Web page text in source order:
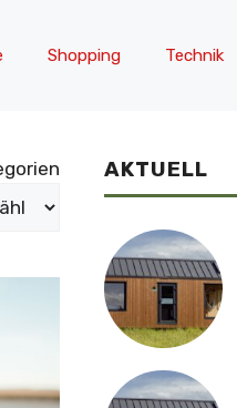
Shopping Technik
AKTUELL